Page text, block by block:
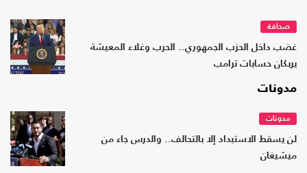
صحافة
غضب داخل الحزب الجمهوري.. الحرب وغلاء المعيشة
يربكان حسابات ترامب
مدونات
مدونات
لن يسقط الاستبداد إلا بالتحالف.. والدرس جاء من
ميشيغان